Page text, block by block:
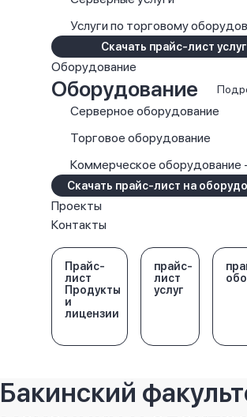
Услуги по торговому
Скачать прайс-лист услуг
Оборудование
Оборудование
Серверное оборудование
Торговое оборудование
Коммерческое оборудование
Скачать прайс-лист на
Проекты
Контакты
Прайс-
лист
Продукты
и
лицензии
прайс-
лист
услуг
Бакинский